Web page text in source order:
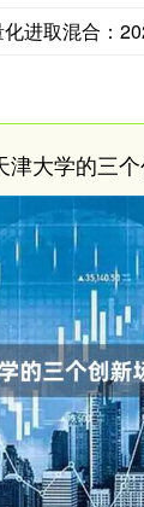
混合：2025年利